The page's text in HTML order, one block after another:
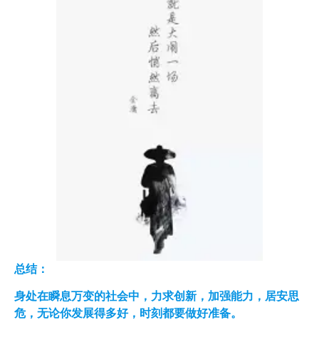
总结：
身处在瞬息万变的社会中，力求创新，加强能力，居安思
危，无论你发展得多好，时刻都要做好准备。